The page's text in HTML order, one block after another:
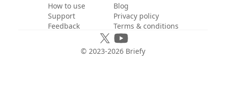
How to use
Support
Feedback
Blog
Privacy policy
Terms & conditions
© 2023-2026 Briefy